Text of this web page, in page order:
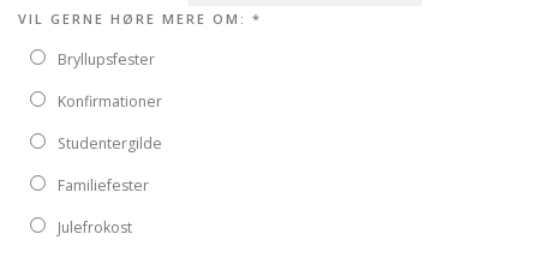
VIL GERNE HØRE MERE OM: *
Bryllupsfester
Konfirmationer
Studentergilde
Familiefester
Julefrokost